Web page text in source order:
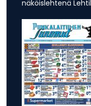
näköislehtenä